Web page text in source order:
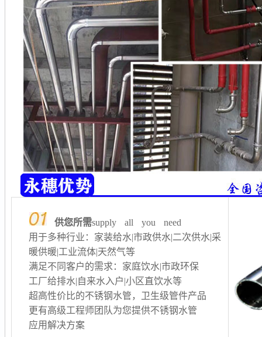
供您所需supply all you need
用于多种行业：家装给水|市政供水|二次供水|采
暖供暖|工业流体|天然气等
满足不同客户的需求：家庭饮水|市政环保
工厂给排水|自来水入户|小区直饮水等
超高性价比的不锈钢水管，卫生级管件产品
更有高级工程师团队为您提供不锈钢水管
应用解决方案